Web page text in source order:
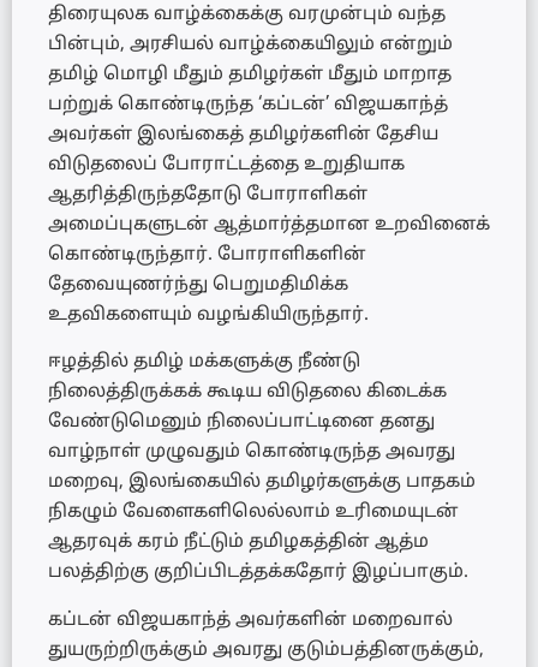
திரையுலக வாழ்க்கைக்கு வரமுன்பும் வந்த
பின்பும், அரசியல் வாழ்க்கையிலும் என்றும்
தமிழ் மொழி மீதும் தமிழர்கள் மீதும் மாறாத
பற்றுக் கொண்டிருந்த ‘கப்டன்’ விஜயகாந்த்
அவர்கள் இலங்கைத் தமிழர்களின் தேசிய
விடுதலைப் போராட்டத்தை உறுதியாக
ஆதரித்திருந்ததோடு போராளிகள்
அமைப்புகளுடன் ஆத்மார்த்தமான உறவினைக்
கொண்டிருந்தார். போராளிகளின்
தேவையுணர்ந்து பெறுமதிமிக்க
உதவிகளையும் வழங்கியிருந்தார்.
ஈழத்தில் தமிழ் மக்களுக்கு நீண்டு
நிலைத்திருக்கக் கூடிய விடுதலை கிடைக்க
வேண்டுமெனும் நிலைப்பாட்டினை தனது
வாழ்நாள் முழுவதும் கொண்டிருந்த அவரது
மறைவு, இலங்கையில் தமிழர்களுக்கு பாதகம்
நிகழும் வேளைகளிலெல்லாம் உரிமையுடன்
ஆதரவுக் கரம் நீட்டும் தமிழகத்தின் ஆத்ம
பலத்திற்கு குறிப்பிடத்தக்கதோர் இழப்பாகும்.
கப்டன் விஜயகாந்த் அவர்களின் மறைவால்
துயருற்றிருக்கும் அவரது குடும்பத்தினருக்கும்,